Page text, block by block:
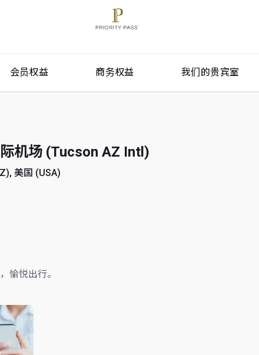
会员权益 商务权益 我们的贵宾室
机场 (Tucson AZ Intl)
美国 (USA)
愉悦出行。